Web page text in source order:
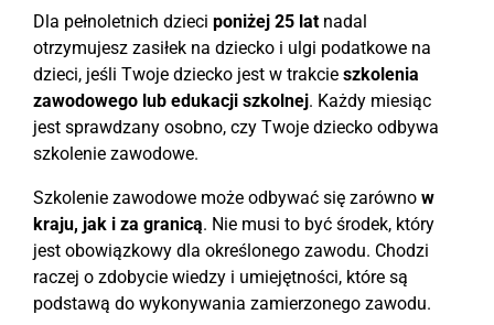
Dla pełnoletnich dzieci poniżej 25 latnadal
otrzymujesz zasiłek na dziecko i ulgi podatkowe na
dzieci, jeśli Twoje dziecko jest w trakcie szkolenia
zawodowego lub edukacji szkolnej. Każdy miesiąc
jest sprawdzany osobno, czy Twoje dziecko odbywa
szkolenie zawodowe.
Szkolenie zawodowe może odbywać się zarówno w
kraju, jak i za granicą. Nie musi to być środek, który
jest obowiązkowy dla określonego zawodu. Chodzi
raczej o zdobycie wiedzy i umiejętności, które są
podstawą do wykonywania zamierzonego zawodu.